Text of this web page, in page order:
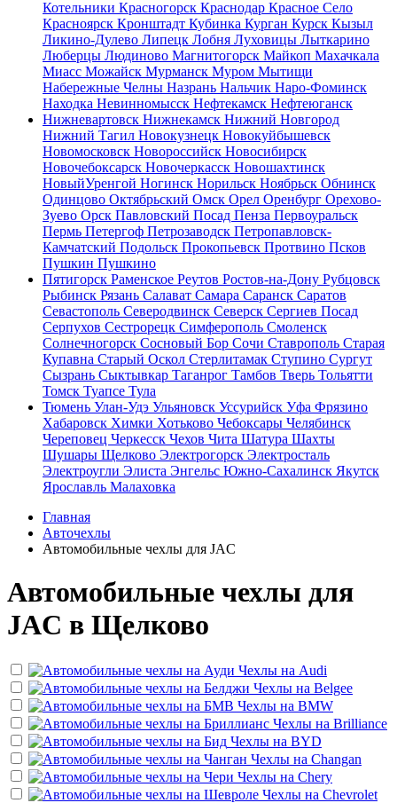
Котельники Красногорск Краснодар Красное Село
Красноярск Кронштадт Кубинка Курган Курск Кызыл
Ликино-Дулево Липецк Лобня Луховицы Лыткарино
Люберцы Людиново Магнитогорск Майкоп Махачкала
Миасс Можайск Мурманск Муром Мытищи
Набережные Челны Назрань Нальчик Наро-Фоминск
Находка Невинномысск Нефтекамск Нефтеюганск
Нижневартовск Нижнекамск Нижний Новгород
Нижний Тагил Новокузнецк Новокуйбышевск
Новомосковск Новороссийск Новосибирск
Новочебоксарск Новочеркасск Новошахтинск
НовыйУренгой Ногинск Норильск Ноябрьск Обнинск
Одинцово Октябрьский Омск Орел Оренбург Орехово-
Зуево Орск Павловский Посад Пенза Первоуральск
Пермь Петергоф Петрозаводск Петропавловск-
Камчатский Подольск Прокопьевск Протвино Псков
Пушкин Пушкино
Пятигорск Раменское Реутов Ростов-на-Дону Рубцовск
Рыбинск Рязань Салават Самара Саранск Саратов
Севастополь Северодвинск Северск Сергиев Посад
Серпухов Сестрорецк Симферополь Смоленск
Солнечногорск Сосновый Бор Сочи Ставрополь Старая
Купавна Старый Оскол Стерлитамак Ступино Сургут
Сызрань Сыктывкар Таганрог Тамбов Тверь Тольятти
Томск Туапсе Тула
Тюмень Улан-Удэ Ульяновск Уссурийск Уфа Фрязино
Хабаровск Химки Хотьково Чебоксары Челябинск
Череповец Черкесск Чехов Чита Шатура Шахты
Шушары Щелково Электрогорск Электросталь
Электроугли Элиста Энгельс Южно-Сахалинск Якутск
Ярославль Малаховка
Главная
Авточехлы
Автомобильные чехлы для JAC
Автомобильные чехлы для
JAC в Щелково
Чехлы на Audi
Чехлы на Belgee
Чехлы на BMW
Чехлы на Brilliance
Чехлы на BYD
Чехлы на Changan
Чехлы на Chery
Чехлы на Chevrolet